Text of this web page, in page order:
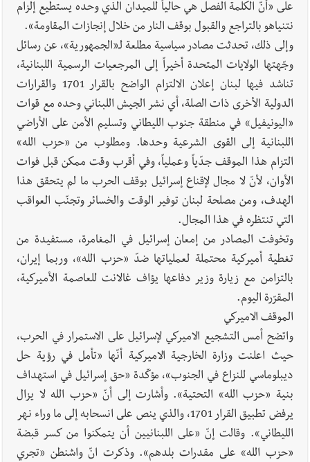
على «أنّ الكلمة الفصل هي حالياً للميدان الذي وحده يستطيع إلزام
نتنياهو بالتراجع والقبول بوقف النار من خلال إنجازات المقاومة».
وإلى ذلك، تحدثت مصادر سياسية مطلعة لـ«الجمهورية»، عن رسائل
وجّهتها الولايات المتحدة أخيراً إلى المرجعيات الرسمية اللبنانية،
تناشد فيها لبنان إعلان الالتزام الواضح بالقرار 1701 والقرارات
الدولية الأخرى ذات الصلة، أي نشر الجيش اللبناني وحده مع قوات
«اليونيفيل» في منطقة جنوب الليطاني وتسليم الأمن على الأراضي
اللبنانية إلى القوى الشرعية وحدها. ومطلوب من «حزب الله»
التزام هذا الموقف جدّياً وعملياً، وفي أقرب وقت ممكن قبل فوات
الأوان، لأنّ لا مجال لإقناع إسرائيل بوقف الحرب ما لم يتحقق هذا
الهدف، ومن مصلحة لبنان توفير الوقت والخسائر وتجنّب العواقب
التي تنتظره في هذا المجال.
وتخوفت المصادر من إمعان إسرائيل في المغامرة، مستفيدة من
تغطية أميركية محتملة لعملياتها ضدّ «حزب الله»، وربما إيران،
بالتزامن مع زيارة وزير دفاعها يؤاف غالانت للعاصمة الأميركية،
المقرّرة اليوم.
الموقف الاميركي
واتضح أمس التشجيع الاميركي لإسرائيل على الاستمرار في الحرب،
حيث اعلنت وزارة الخارجية الاميركية أنّها «تأمل في رؤية حل
ديبلوماسي للنزاع في الجنوب»، مؤكّدة «حق إسرائيل في استهداف
بنية «حزب الله» التحتية». وأشارت إلى أنّ «حزب الله لا يزال
يرفض تطبيق القرار 1701، والذي ينص على انسحابه إلى ما وراء نهر
الليطاني». وقالت إنّ «على اللبنانيين أن يتمكنوا من كسر قبضة
«حزب الله» على مقدرات بلدهم». وذكرت انّ واشنطن «تجري